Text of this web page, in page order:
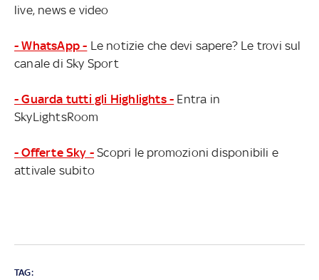
live, news e video
- WhatsApp - Le notizie che devi sapere? Le trovi sul
canale di Sky Sport
- Guarda tutti gli Highlights - Entra in
SkyLightsRoom
- Offerte Sky - Scopri le promozioni disponibili e
attivale subito
TAG: